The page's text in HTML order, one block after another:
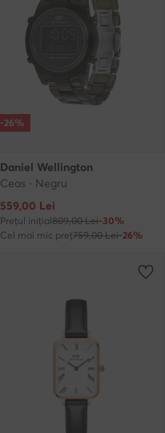
-26%
Daniel Wellington
Ceas · Negru
Prețul actual
559,00 Lei
Prețul inițial809,00 Lei-30%
Cel mai mic preț759,00 Lei-26%